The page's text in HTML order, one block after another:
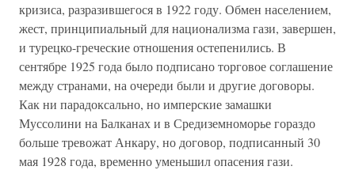
кризиса, разразившегося в 1922 году. Обмен населением,
жест, принципиальный для национализма гази, завершен,
и турецко-греческие отношения остепенились. В
сентябре 1925 года было подписано торговое соглашение
между странами, на очереди были и другие договоры.
Как ни парадоксально, но имперские замашки
Муссолини на Балканах и в Средиземноморье гораздо
больше тревожат Анкару, но договор, подписанный 30
мая 1928 года, временно уменьшил опасения гази.